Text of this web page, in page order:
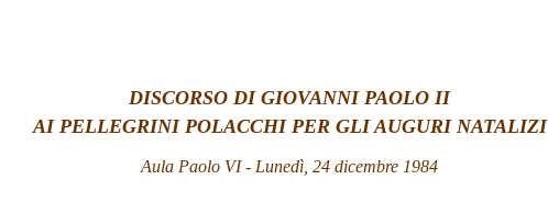
DISCORSO DI GIOVANNI PAOLO II
AI PELLEGRINI POLACCHI PER GLI AUGURI NATALIZI
Aula Paolo VI - Lunedì, 24 dicembre 1984